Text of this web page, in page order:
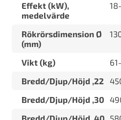
Effekt (kW),
medelvärde
Rökrörsdimension Ø
(mm)
Vikt (kg)
Bredd/Djup/Höjd ,22
Bredd/Djup/Höjd ,30
Bredd/Djup/Höjd ,40